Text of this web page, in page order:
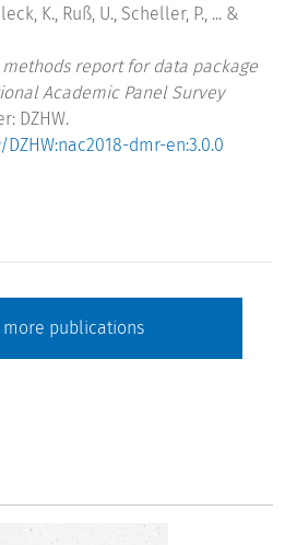
K., Ruß, U., Scheller, P., ... &
methods report for data package
Academic Panel Survey
DZHW.
dmr-en:3.0.0
more publications